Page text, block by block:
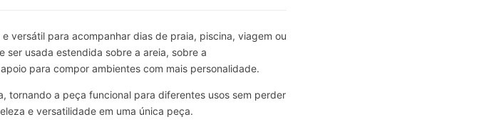
versátil para acompanhar dias de praia, piscina, viagem ou
ser usada estendida sobre a areia, sobre a
para compor ambientes com mais personalidade.
tornando a peça funcional para diferentes usos sem perder
e versatilidade em uma única peça.